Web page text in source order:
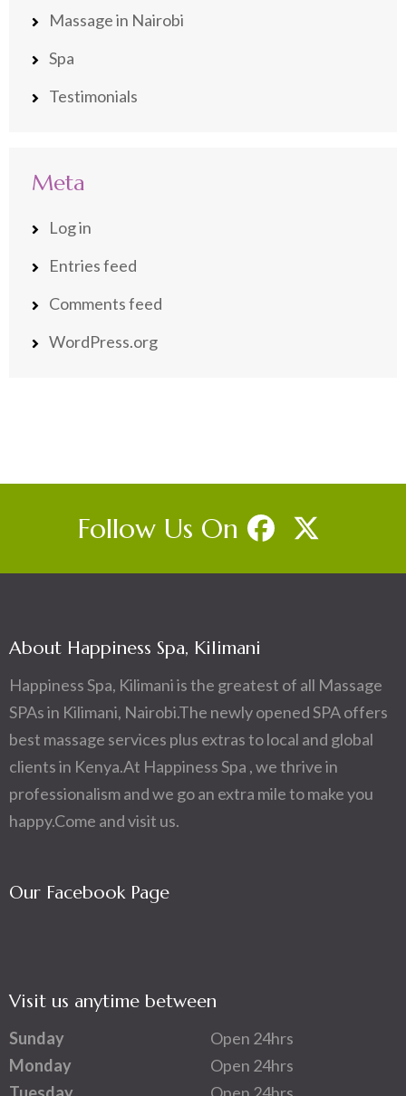
Massage in Nairobi
Spa
Testimonials
Meta
Log in
Entries feed
Comments feed
WordPress.org
Follow Us On
About Happiness Spa, Kilimani
Happiness Spa, Kilimani is the greatest of all Massage
SPAs in Kilimani, Nairobi.The newly opened SPA offers
best massage services plus extras to local and global
clients in Kenya.At Happiness Spa , we thrive in
professionalism and we go an extra mile to make you
happy.Come and visit us.
Our Facebook Page
Visit us anytime between
Sunday
Open 24hrs
Monday
Open 24hrs